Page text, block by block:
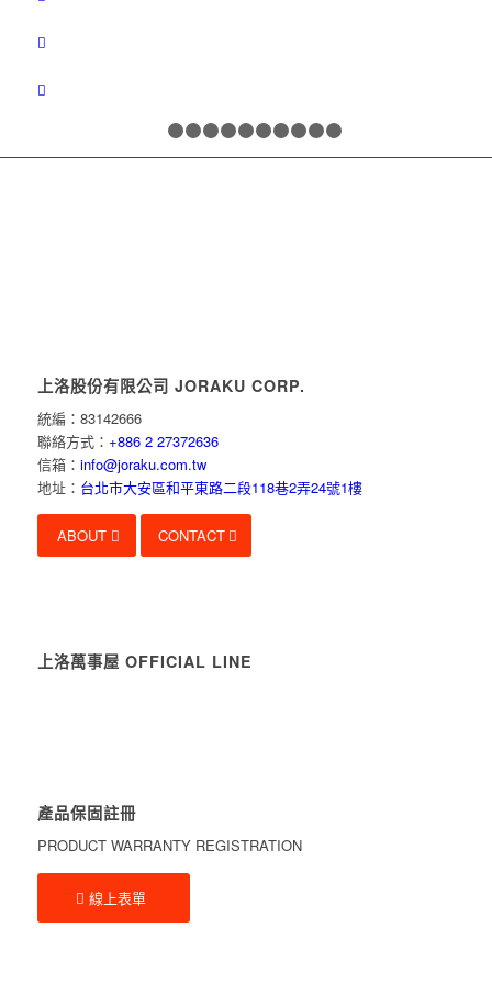
1 2 3 4 5
上洛股份有限公司 JORAKU CORP.
統編：83142666
聯絡方式： +886 2 27372636
信箱： info@joraku.com.tw
地址： 台北市大安區和平東路二段118巷2弄24號1樓
ABOUT CONTACT
上洛萬事屋 OFFICIAL LINE
產品保固註冊
PRODUCT WARRANTY REGISTRATION
線上表單